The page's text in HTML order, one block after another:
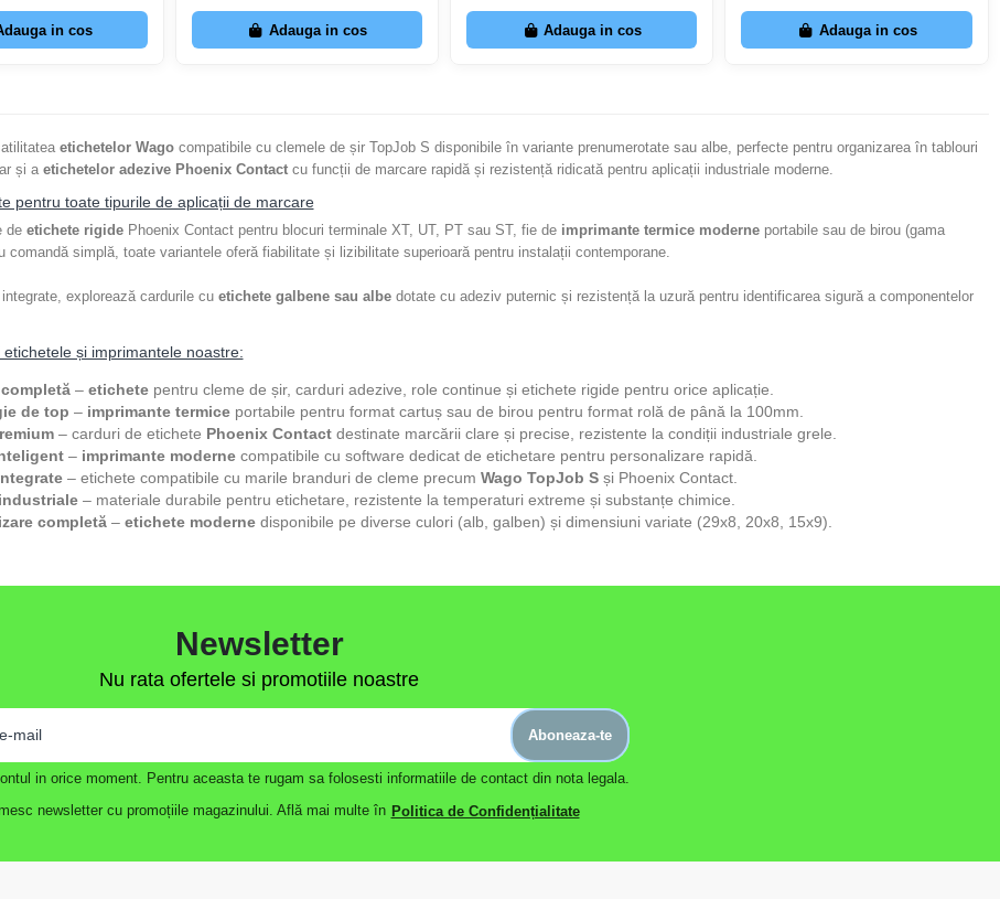
in cos Adauga in cos Adauga in cos Adauga in cos
etichetelor Wagocompatibile cu clemele de șir TopJob S disponibile în variante prenumerotate sau albe, perfecte pentru organizarea în tablouri
și a etichetelor adezive Phoenix Contactcu funcții de marcare rapidă și rezistență ridicată pentru aplicații industriale moderne.
pentru toate tipurile de aplicații de marcare
de etichete rigidePhoenix Contact pentru blocuri terminale XT, UT, PT sau ST, fie de imprimante termice moderneportabile sau de birou (gama
comandă simplă, toate variantele oferă fiabilitate și lizibilitate superioară pentru instalații contemporane.
explorează cardurile cu etichete galbene sau albedotate cu adeziv puternic și rezistență la uzură pentru identificarea sigură a componentelor
etichetele și imprimantele noastre:
– etichetepentru cleme de șir, carduri adezive, role continue și etichete rigide pentru orice aplicație.
de top – imprimante termiceportabile pentru format cartuș sau de birou pentru format rolă de până la 100mm.
– carduri de etichete Phoenix Contactdestinate marcării clare și precise, rezistente la condiții industriale grele.
– imprimante modernecompatibile cu software dedicat de etichetare pentru personalizare rapidă.
– etichete compatibile cu marile branduri de cleme precum Wago TopJob Sși Phoenix Contact.
– materiale durabile pentru etichetare, rezistente la temperaturi extreme și substanțe chimice.
completă– etichete modernedisponibile pe diverse culori (alb, galben) și dimensiuni variate (29x8, 20x8, 15x9).
Newsletter
Nu rata ofertele si promotiile noastre
Aboneaza-te
in orice moment. Pentru aceasta te rugam sa folosesti informatiile de contact din nota legala.
newsletter cu promoțiile magazinului. Află mai multe în Politica de Confidențialitate